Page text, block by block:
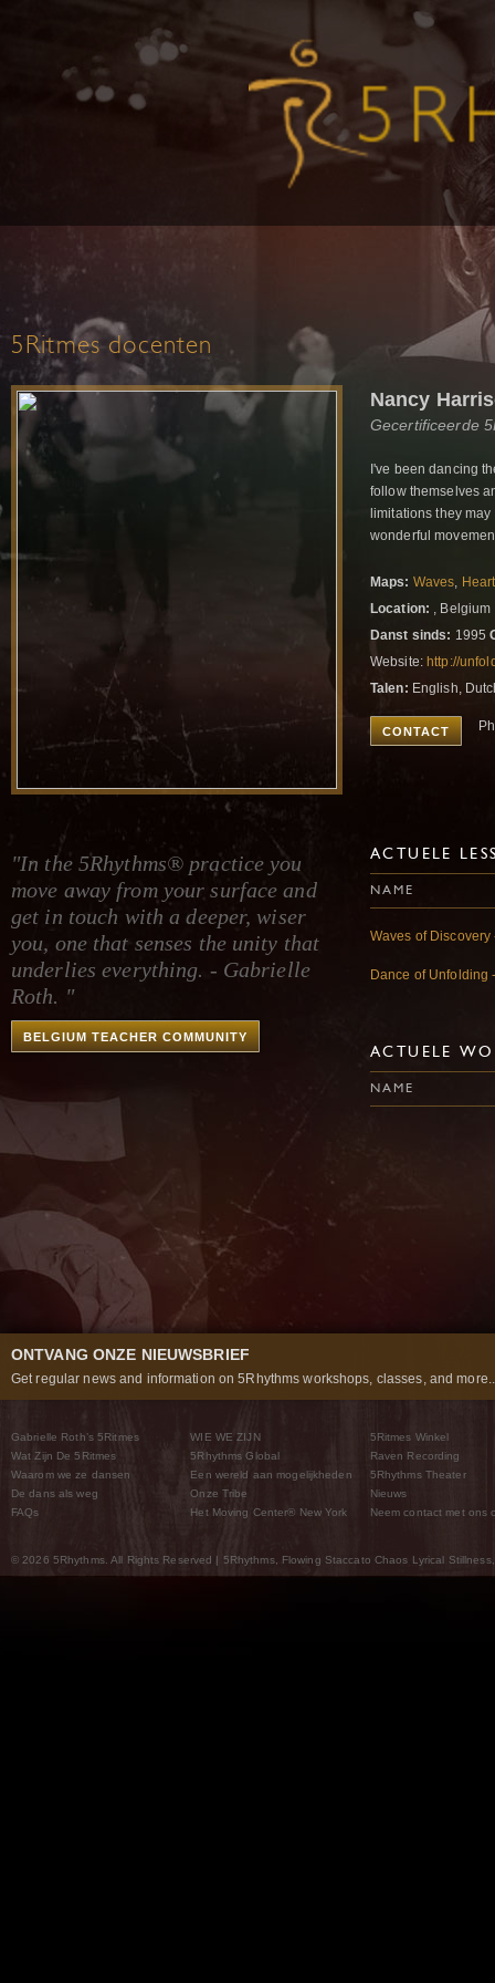
5Ritmes docenten
"In the 5Rhythms® practice you
move away from your surface and
get in touch with a deeper, wiser
you, one that senses the unity that
underlies everything. - Gabrielle
Roth. "
BELGIUM TEACHER COMMUNITY
Nancy
Gecertificeerde
I've been dancing
follow themselves
limitations they
wonderful
Maps: Waves,
Location: , Belgium
Danst sinds: 1995
Website: http://
Talen: English,
CONTACT
ACTUELE
NAME
Waves of
Dance of Unfolding
ACTUELE
NAME
ONTVANG ONZE NIEUWSBRIEF
Get regular news and information on 5Rhythms workshops, classes, and
Gabrielle Roth’s 5Ritmes
Wat Zijn De 5Ritmes
Waarom we ze dansen
De dans als weg
FAQs
WIE WE ZIJN
5Rhythms Global
Een wereld aan mogelijkheden
Onze Tribe
Het Moving Center® New York
5Ritmes Winkel
Raven Recording
5Rhythms Theater
Nieuws
Neem contact met ons
© 2026 5Rhythms. All Rights Reserved | 5Rhythms, Flowing Staccato Chaos Lyrical